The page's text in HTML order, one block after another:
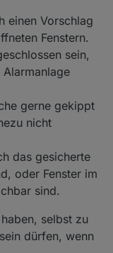
einen Vorschlag
Fenstern.
sein,
gerne gekippt
nicht
das gesicherte
oder Fenster im
sind.
selbst zu
dürfen, wenn